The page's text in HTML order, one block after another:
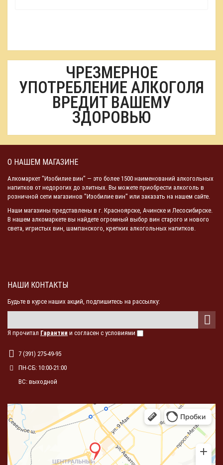
ЧРЕЗМЕРНОЕ
УПОТРЕБЛЕНИЕ АЛКОГОЛЯ
ВРЕДИТ ВАШЕМУ
ЗДОРОВЬЮ
О НАШЕМ МАГАЗИНЕ
Алкомаркет "Изобилие вин" — это более 1500 наименований алкогольных
напитков от недорогих до элитных. Вы можете приобрести алкоголь в
розничной сети магазинов "Изобилие вин" или заказать на нашем сайте.
Наши магазины представлены в г. Красноярске, Ачинске и Лесосибирске.
В нашем алкомаркете вы найдете огромный выбор вин старого и нового
света, игристых вин, шампанского, крепких алкогольных напитков.
НАШИ КОНТАКТЫ
Будьте в курсе наших акций, подпишитесь на рассылку:
Я прочитал Гарантии и согласен с условиями
7 (391) 275-49-95
ПН-СБ: 10:00-21:00
ВС: выходной